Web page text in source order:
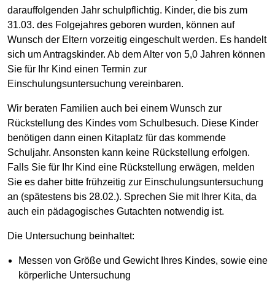
darauffolgenden Jahr schulpflichtig. Kinder, die bis zum
31.03. des Folgejahres geboren wurden, können auf
Wunsch der Eltern vorzeitig eingeschult werden. Es handelt
sich um Antragskinder. Ab dem Alter von 5,0 Jahren können
Sie für Ihr Kind einen Termin zur
Einschulungsuntersuchung vereinbaren.
Wir beraten Familien auch bei einem Wunsch zur
Rückstellung des Kindes vom Schulbesuch. Diese Kinder
benötigen dann einen Kitaplatz für das kommende
Schuljahr. Ansonsten kann keine Rückstellung erfolgen.
Falls Sie für Ihr Kind eine Rückstellung erwägen, melden
Sie es daher bitte frühzeitig zur Einschulungsuntersuchung
an (spätestens bis 28.02.). Sprechen Sie mit Ihrer Kita, da
auch ein pädagogisches Gutachten notwendig ist.
Die Untersuchung beinhaltet:
Messen von Größe und Gewicht Ihres Kindes, sowie eine
körperliche Untersuchung